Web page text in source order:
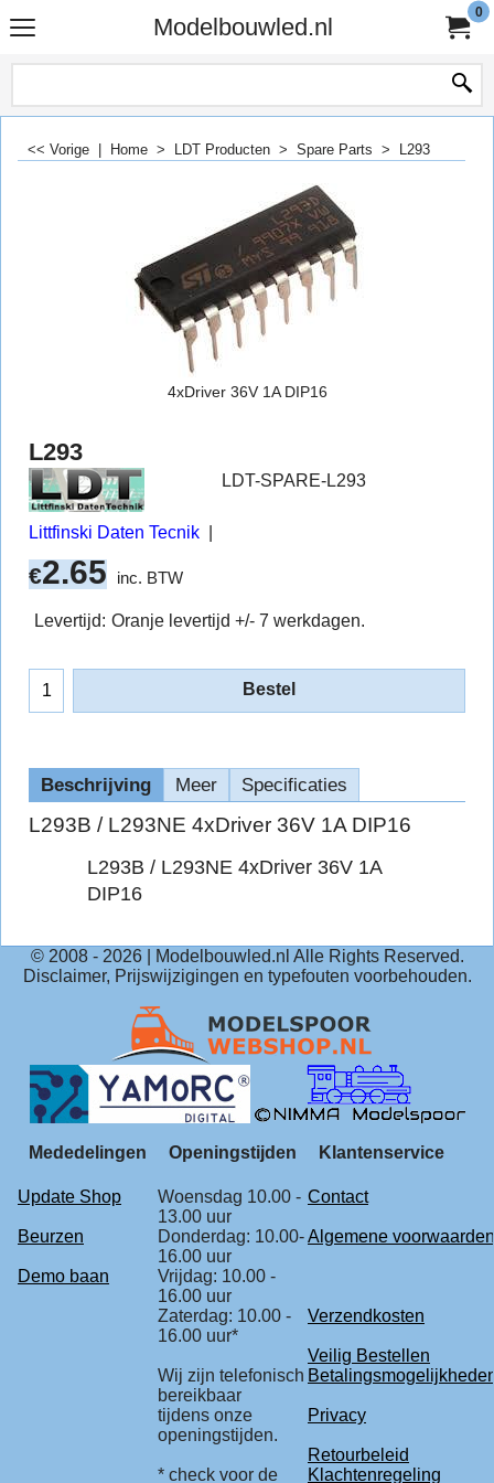
Modelbouwled.nl
0
<< Vorige Home > LDT Producten > Spare Parts > L293
4xDriver 36V 1A DIP16
L293
Littfinski Daten Tecnik
LDT-SPARE-L293
€2.65 inc. BTW
Levertijd: Oranje levertijd +/- 7 werkdagen.
Bestel
Beschrijving Meer Specificaties
L293B / L293NE 4xDriver 36V 1A DIP16
L293B / L293NE 4xDriver 36V 1A
DIP16
© 2008 - 2026| Modelbouwled.nl Alle Rights Reserved.
Disclaimer, Prijswijzigingen en typefouten voorbehouden.
Mededelingen Openingstijden Klantenservice
Update Shop
Woensdag 10.00 -
13.00 uur
Contact
Beurzen
Donderdag: 10.00-
16.00 uur
Algemene voorwaarden
Demo baan
Vrijdag: 10.00 -
16.00 uur
Zaterdag: 10.00 -
16.00 uur*
Verzendkosten
Veilig Bestellen
Wij zijn telefonisch
bereikbaar
tijdens onze
openingstijden.
Privacy
Retourbeleid
* check voor de
Klachtenregeling